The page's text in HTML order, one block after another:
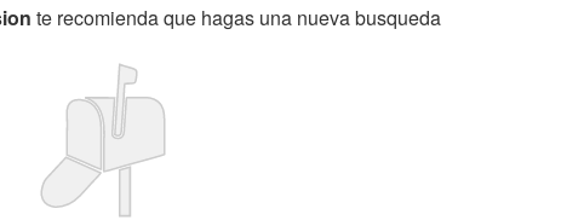
te recomienda que hagas una nueva busqueda